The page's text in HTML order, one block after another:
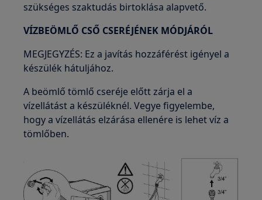
szükséges szaktudás birtoklása alapvető.
VÍZBEÖMLŐ CSŐ CSERÉJÉNEK MÓDJÁRÓL
MEGJEGYZÉS: Ez a javítás hozzáférést igényel a
készülék hátuljához.
A beömlő tömlő cseréje előtt zárja el a
vízellátást a készüléknél. Vegye figyelembe,
hogy a vízellátás elzárása ellenére is lehet víz a
tömlőben.